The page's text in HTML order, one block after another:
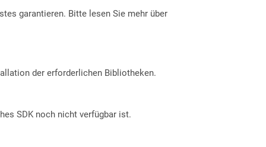
garantieren. Bitte lesen Sie mehr über
der erforderlichen Bibliotheken.
SDK noch nicht verfügbar ist.